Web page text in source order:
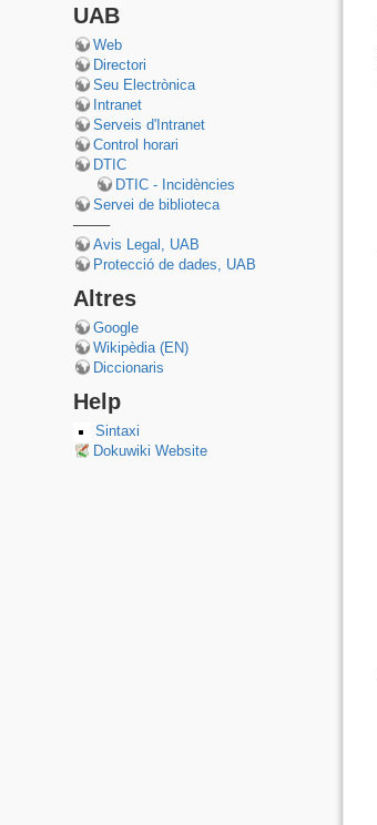
UAB
Web
Directori
Seu Electrònica
Intranet
Serveis d'Intranet
Control horari
DTIC
DTIC - Incidències
Servei de biblioteca
——–
Avis Legal, UAB
Protecció de dades, UAB
Altres
Google
Wikipèdia (EN)
Diccionaris
Help
Sintaxi
Dokuwiki Website